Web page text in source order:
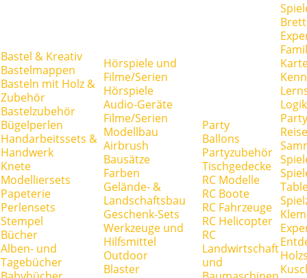
Bastel & Kreativ
Bastelmappen
Basteln mit Holz &
Zubehör
Bastelzubehör
Bügelperlen
Handarbeitssets &
Handwerk
Knete
Modelliersets
Papeterie
Perlensets
Stempel
Bücher
Alben- und
Tagebücher
Hörspiele und
Filme/Serien
Hörspiele
Audio-Geräte
Filme/Serien
Modellbau
Airbrush
Bausätze
Farben
Gelände- &
Landschaftsbau
Geschenk-Sets
Werkzeuge und
Hilfsmittel
Outdoor
Blaster
Party
Ballons
Partyzubehör
Tischgedecke
RC Modelle
RC Boote
RC Fahrzeuge
RC Helicopter
RC
Landwirtschaft
und